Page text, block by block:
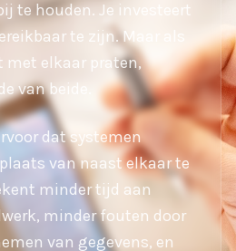
te houden. Je investeert
te zijn. Maar als
met elkaar praten,
van beide.
dat systemen
van naast elkaar te
minder tijd aan
minder fouten door
van gegevens, en